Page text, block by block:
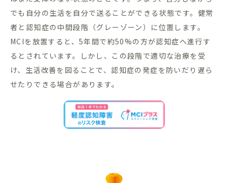
でも自分の生活を自分で送ることができる状態です。健常
者と認知症の中間段階（グレーゾーン）に位置します。
MCIを放置すると、5年間で約50%の方が認知症へ進行す
るとされています。しかし、この段階で適切な治療を受
け、生活改善を図ることで、認知症の発症を防いだり遅ら
せたりできる場合があります。